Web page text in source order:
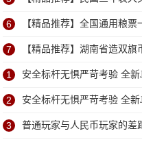
6 【精品推荐】全国通用粮票
7 【精品推荐】湖南省造双旗
1 安全标杆无惧严苛考验 全
布
2 安全标杆无惧严苛考验 全
布
3 普通玩家与人民币玩家的差